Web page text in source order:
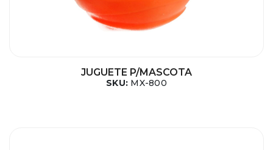
JUGUETE P/MASCOTA
SKU: MX-800